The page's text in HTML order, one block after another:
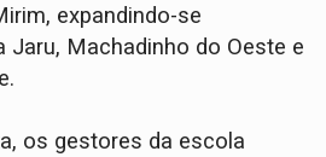
expandindo-se
Jaru, Machadinho do Oeste e
os gestores da escola